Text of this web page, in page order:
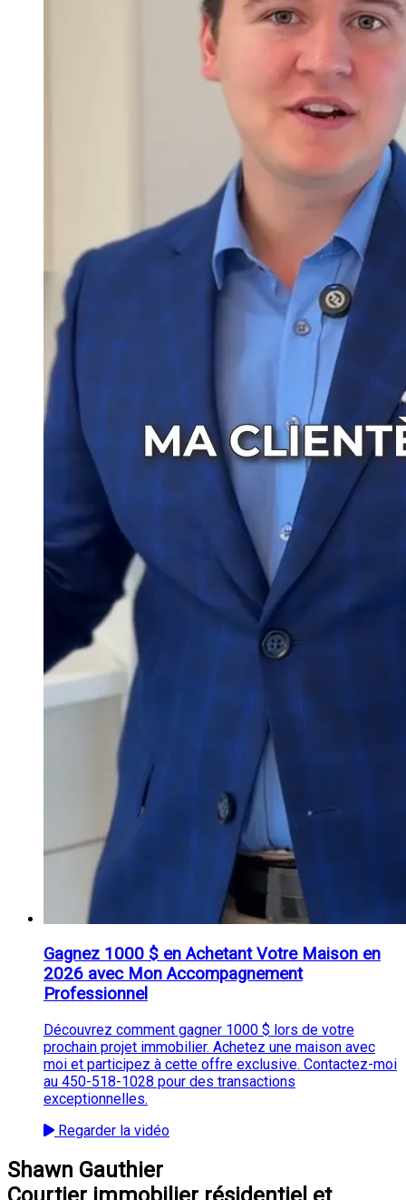
Gagnez 1000 $ en Achetant Votre Maison en
2026 avec Mon Accompagnement
Professionnel
Découvrez comment gagner 1000 $ lors de votre
prochain projet immobilier. Achetez une maison avec
moi et participez à cette offre exclusive. Contactez-moi
au 450-518-1028 pour des transactions
exceptionnelles.
Regarder la vidéo
Shawn Gauthier